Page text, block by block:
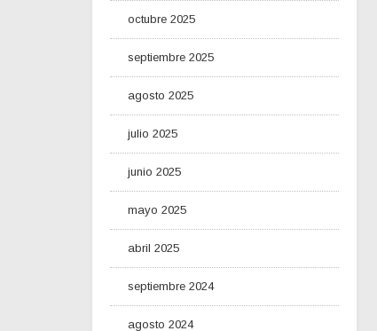
octubre 2025
septiembre 2025
agosto 2025
julio 2025
junio 2025
mayo 2025
abril 2025
septiembre 2024
agosto 2024